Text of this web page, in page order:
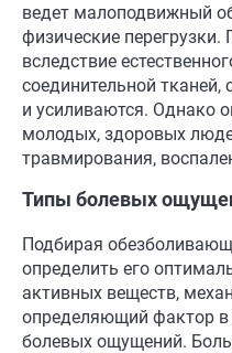
ведет малоподвижный
физические перегрузки.
вследствие
соединительной
и усиливаются. Однако
молодых, здоровых
травмирования,
Типы болевых
Подбирая
определить его
активных веществ,
определяющий фактор в
болевых ощущений.